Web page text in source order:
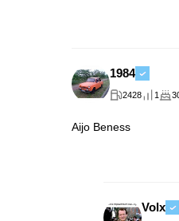
1984
2428 1
Aijo Beness
Volx